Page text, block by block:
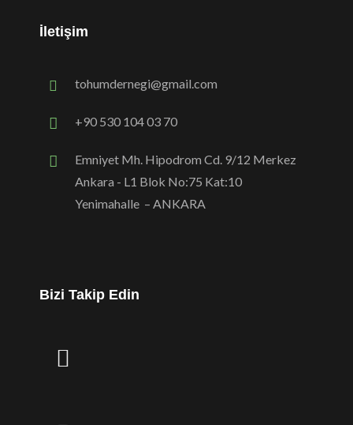
İletişim
tohumdernegi@gmail.com
+90 530 104 03 70
Emniyet Mh. Hipodrom Cd. 9/12 Merkez
Ankara - L1 Blok No:75 Kat:10
Yenimahalle – ANKARA
Bizi Takip Edin